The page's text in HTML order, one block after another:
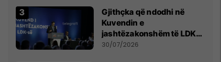
Gjithçka që ndodhi në
Kuvendin e
jashtëzakonshëm të LDK-
së
30/07/2026